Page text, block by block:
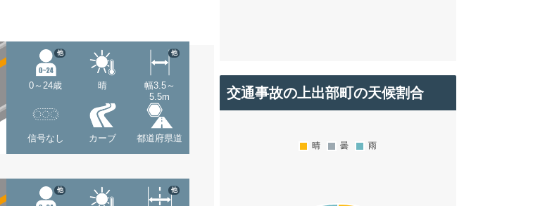
0～24歳
他
晴
幅3.5～
5.5m
他
信号なし カーブ 都道府県道
他 他
交通事故の上出部町の天候割合